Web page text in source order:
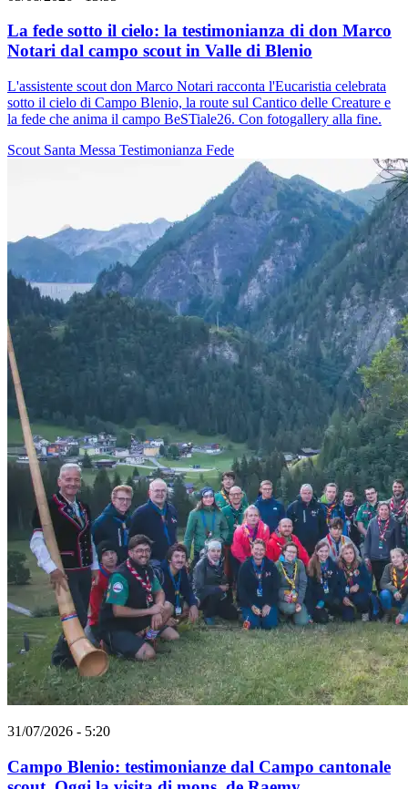
La fede sotto il cielo: la testimonianza di don Marco
Notari dal campo scout in Valle di Blenio
L'assistente scout don Marco Notari racconta l'Eucaristia celebrata
sotto il cielo di Campo Blenio, la route sul Cantico delle Creature e
la fede che anima il campo BeSTiale26. Con fotogallery alla fine.
Scout Santa Messa Testimonianza Fede
31/07/2026 - 5:20
Campo Blenio: testimonianze dal Campo cantonale